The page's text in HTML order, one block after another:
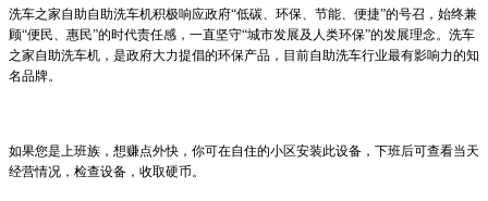
洗车之家自助自助洗车机积极响应政府“低碳、环保、节能、便捷”的号召，始终兼
顾“便民、惠民”的时代责任感，一直坚守“城市发展及人类环保”的发展理念。 洗车
之家自助洗车机，是政府大力提倡的环保产品，目前自助洗车行业最有影响力的知
名品牌。
如果您是上班族，想赚点外快，你可在自住的小区安装此设备，下班后可查看当天
经营情况，检查设备，收取硬币。